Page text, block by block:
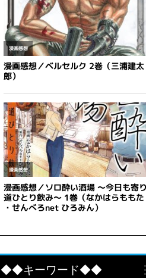
◆◆キーワード◆◆